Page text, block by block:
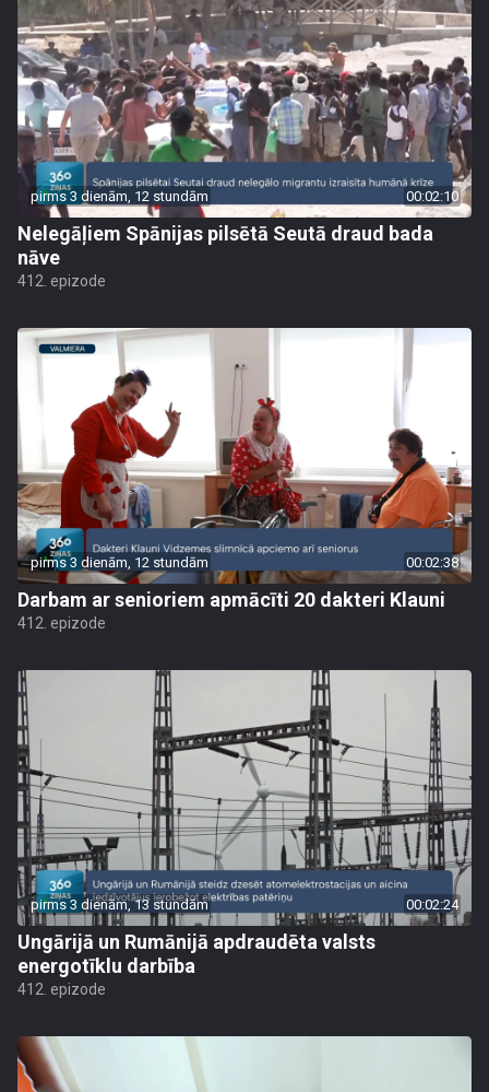
pirms 3 dienām, 12 stundām 00:02:10
Nelegāļiem Spānijas pilsētā Seutā draud bada
nāve
412. epizode
pirms 3 dienām, 12 stundām 00:02:38
Darbam ar senioriem apmācīti 20 dakteri Klauni
412. epizode
pirms 3 dienām, 13 stundām 00:02:24
Ungārijā un Rumānijā apdraudēta valsts
energotīklu darbība
412. epizode